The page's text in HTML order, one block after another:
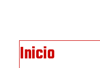
Inicio